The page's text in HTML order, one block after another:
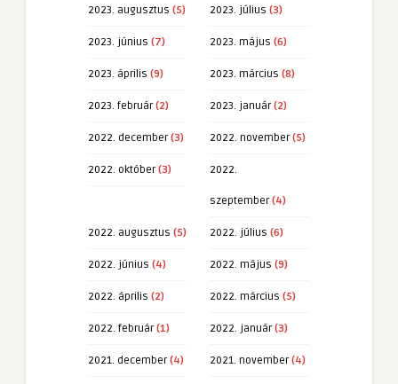
2023. augusztus (5) 2023. július (3)
2023. június (7) 2023. május (6)
2023. április (9) 2023. március (8)
2023. február(2) 2023. január(2)
2022. december(3) 2022. november(5)
2022. október(3) 2022.
szeptember(4)
2022. augusztus (5) 2022. július (6)
2022. június (4) 2022. május (9)
2022. április (2) 2022. március (5)
2022. február(1) 2022. január(3)
2021. december(4) 2021. november(4)